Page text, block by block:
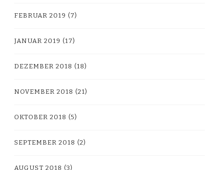
FEBRUAR 2019 (7)
JANUAR 2019 (17)
DEZEMBER 2018 (18)
NOVEMBER 2018 (21)
OKTOBER 2018 (5)
SEPTEMBER 2018 (2)
AUGUST 2018 (3)